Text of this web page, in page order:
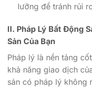
lưỡng để tránh rủi
II. Pháp Lý Bất Động
Sản Của Bạn
Pháp lý là nền tảng
khả năng giao dịch
sản có pháp lý không